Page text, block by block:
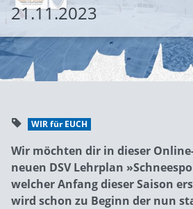
21.11.2023
WIR für EUCH
Wir möchten dir in dieser
neuen DSV Lehrplan
welcher Anfang dieser Saison
wird schon zu Beginn der nun